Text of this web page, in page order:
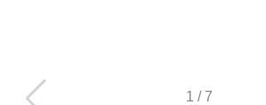
1 / 7